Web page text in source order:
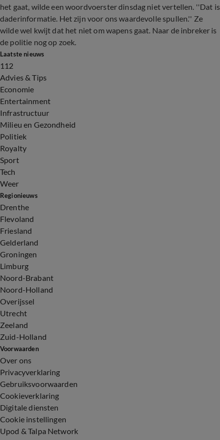
het gaat, wilde een woordvoerster dinsdag niet vertellen. ''Dat is
daderinformatie. Het zijn voor ons waardevolle spullen.'' Ze
wilde wel kwijt dat het niet om wapens gaat. Naar de inbreker is
de politie nog op zoek.
Laatste nieuws
112
Advies & Tips
Economie
Entertainment
Infrastructuur
Milieu en Gezondheid
Politiek
Royalty
Sport
Tech
Weer
Regionieuws
Drenthe
Flevoland
Friesland
Gelderland
Groningen
Limburg
Noord-Brabant
Noord-Holland
Overijssel
Utrecht
Zeeland
Zuid-Holland
Voorwaarden
Over ons
Privacyverklaring
Gebruiksvoorwaarden
Cookieverklaring
Digitale diensten
Cookie instellingen
Upod & Talpa Network